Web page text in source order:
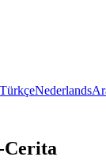
TürkçeNederlands